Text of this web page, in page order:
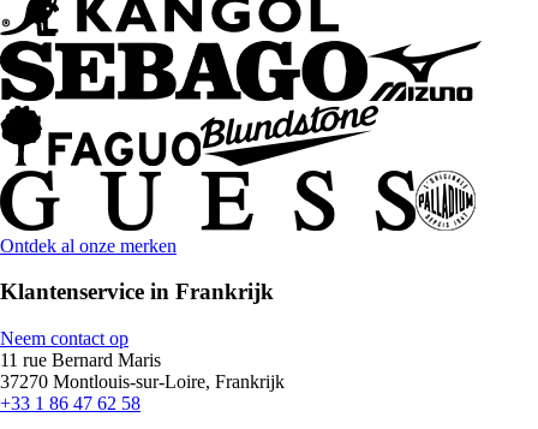
Ontdek al onze merken
Klantenservice in Frankrijk
Neem contact op
11 rue Bernard Maris
37270 Montlouis-sur-Loire, Frankrijk
+33 1 86 47 62 58